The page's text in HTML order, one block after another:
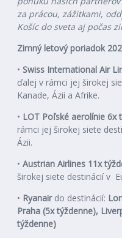
za prácou, zážitkami,
Košíc do sveta aj počas
Zimný letový poriadok
• Swiss International Air
ďalej v rámci jej širokej
Kanade, Ázii a Afrike.
• LOT Poľské aerolínie 6x
rámci jej širokej siete
Ázii.
• Austrian Airlines 11x
širokej siete destinácií v
• Ryanair do destinácií:
Praha (5x týždenne),
týždenne)